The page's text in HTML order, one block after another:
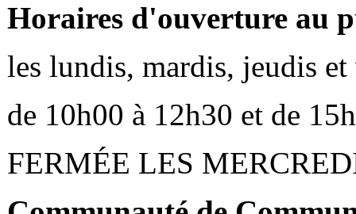
Horaires d'ouverture au
les lundis, mardis, jeudis et
de 10h00 à 12h30 et de
FERMÉE LES